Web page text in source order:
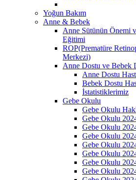
Yoğun Bakım
Anne & Bebek
Anne Sütünün Önemi
Eğitimi
ROP(Prematüre
Merkezi)
Anne Dostu ve Bebek
Anne Dostu
Bebek Dostu
İstatistiklerimiz
Gebe Okulu
Gebe Okulu
Gebe Okulu
Gebe Okulu
Gebe Okulu
Gebe Okulu
Gebe Okulu
Gebe Okulu
Gebe Okulu